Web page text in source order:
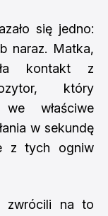
się jedno:
naraz. Matka,
kontakt z
który
we właściwe
w sekundę
z tych ogniw
zwrócili na to